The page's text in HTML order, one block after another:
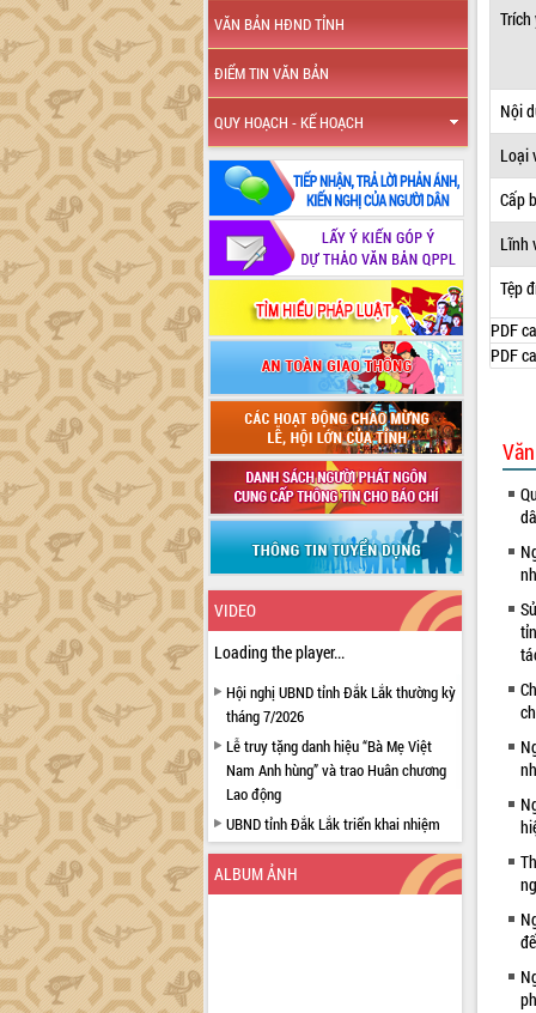
VĂN BẢN HĐND TỈNH
ĐIỂM TIN VĂN BẢN
QUY HOẠCH - KẾ HOẠCH
VIDEO
Loading the player...
Hội nghị UBND tỉnh Đắk Lắk thường kỳ
tháng 7/2026
Lễ truy tặng danh hiệu “Bà Mẹ Việt
Nam Anh hùng” và trao Huân chương
Lao động
UBND tỉnh Đắk Lắk triển khai nhiệm
vụ 6 tháng cuối năm 2026
Kỳ họp thứ Hai, Hội đồng nhân dân
tỉnh khóa XI quyết nghị nhiều nội dung
ALBUM ẢNH
Trích
Nội
Loại
Cấp
Lĩnh
Tệp
PDF
PDF